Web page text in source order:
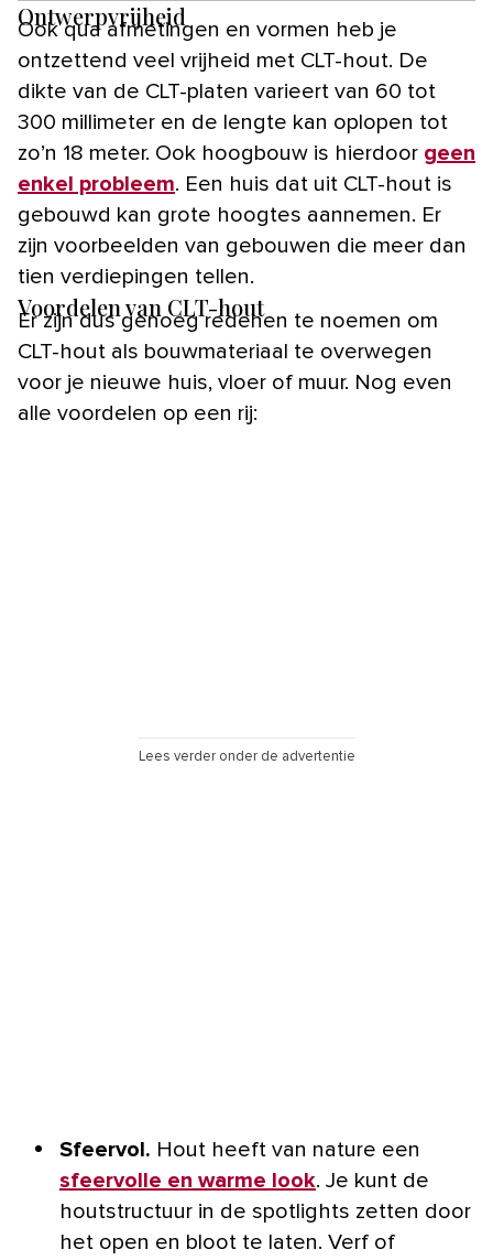
Ontwerpvrijheid
Ook qua afmetingen en vormen heb je
ontzettend veel vrijheid met CLT-hout. De
dikte van de CLT-platen varieert van 60 tot
300 millimeter en de lengte kan oplopen tot
zo’n 18 meter. Ook hoogbouw is hierdoor geen
enkel probleem. Een huis dat uit CLT-hout is
gebouwd kan grote hoogtes aannemen. Er
zijn voorbeelden van gebouwen die meer dan
tien verdiepingen tellen.
Voordelen van CLT-hout
Er zijn dus genoeg redenen te noemen om
CLT-hout als bouwmateriaal te overwegen
voor je nieuwe huis, vloer of muur. Nog even
alle voordelen op een rij:
Lees verder onder de advertentie
Sfeervol. Hout heeft van nature een
sfeervolle en warme look. Je kunt de
houtstructuur in de spotlights zetten door
het open en bloot te laten. Verf of